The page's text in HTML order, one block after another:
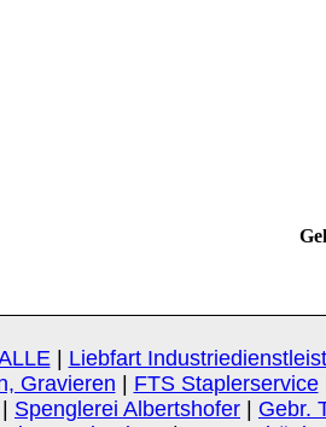
| Liebfart
Gravieren | FTS Staplerservice
| Spenglerei Albertshofer | Gebr.